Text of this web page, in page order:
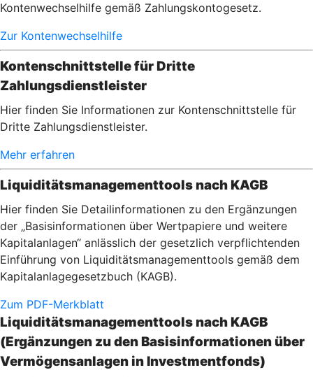
Kontenwechselhilfe gemäß Zahlungskontogesetz.
Zur Kontenwechselhilfe
Kontenschnittstelle für Dritte
Zahlungsdienstleister
Hier finden Sie Informationen zur Kontenschnittstelle für
Dritte Zahlungsdienstleister.
Mehr erfahren
Liquiditätsmanagementtools nach KAGB
Hier finden Sie Detailinformationen zu den Ergänzungen
der „Basisinformationen über Wertpapiere und weitere
Kapitalanlagen“ anlässlich der gesetzlich verpflichtenden
Einführung von Liquiditätsmanagementtools gemäß dem
Kapitalanlagegesetzbuch (KAGB).
Zum PDF-Merkblatt
Liquiditätsmanagementtools nach KAGB
(Ergänzungen zu den Basisinformationen über
Vermögensanlagen in Investmentfonds)